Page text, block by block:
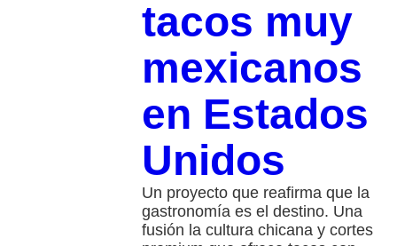
tacos muy
mexicanos
en Estados
Unidos
Un proyecto que reafirma que la
gastronomía es el destino. Una
fusión la cultura chicana y cortes